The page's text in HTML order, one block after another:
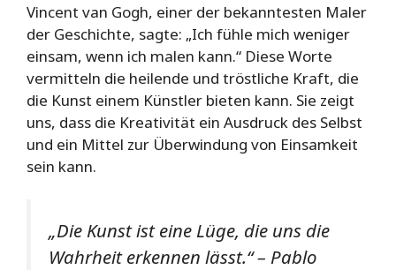
Vincent van Gogh, einer der bekanntesten Maler
der Geschichte, sagte: „Ich fühle mich weniger
einsam, wenn ich malen kann.“ Diese Worte
vermitteln die heilende und tröstliche Kraft, die
die Kunst einem Künstler bieten kann. Sie zeigt
uns, dass die Kreativität ein Ausdruck des Selbst
und ein Mittel zur Überwindung von Einsamkeit
sein kann.
„Die Kunst ist eine Lüge, die uns die
Wahrheit erkennen lässt.“ – Pablo